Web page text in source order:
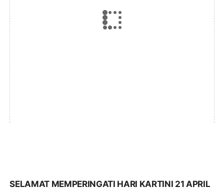
SELAMAT MEMPERINGATI HARI KARTINI 21 APRIL